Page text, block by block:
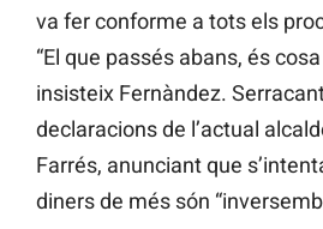
va fer conforme a tots els
“El que passés abans, és
insisteix Fernàndez.
declaracions de l’actual
Farrés, anunciant que
diners de més són